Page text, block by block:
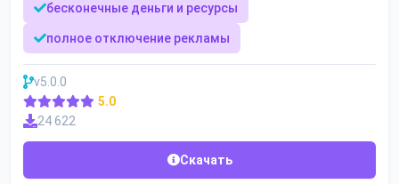
бесконечные деньги и ресурсы
полное отключение рекламы
v5.0.0
5.0
24 622
Скачать